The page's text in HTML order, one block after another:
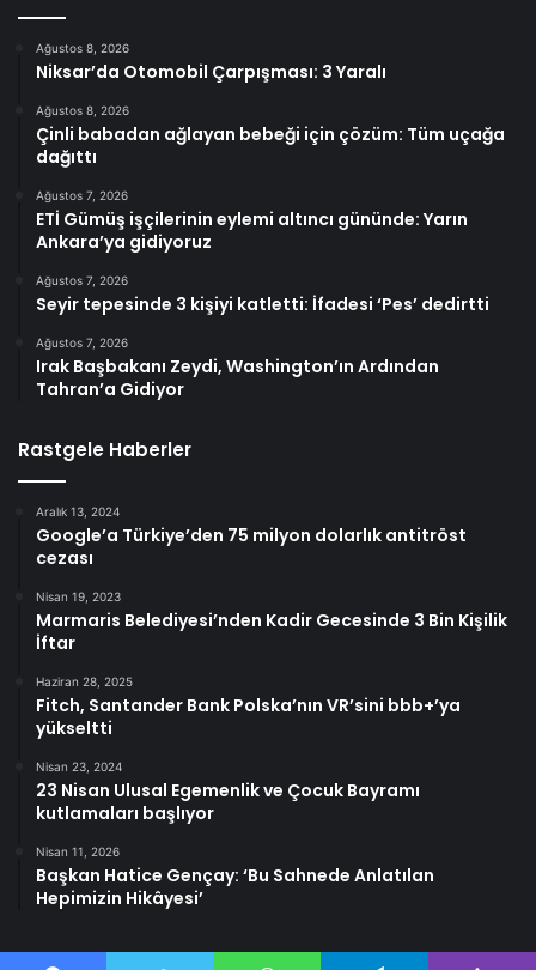
Ağustos 8, 2026
Niksar’da Otomobil Çarpışması: 3 Yaralı
Ağustos 8, 2026
Çinli babadan ağlayan bebeği için çözüm: Tüm uçağa
dağıttı
Ağustos 7, 2026
ETİ Gümüş işçilerinin eylemi altıncı gününde: Yarın
Ankara’ya gidiyoruz
Ağustos 7, 2026
Seyir tepesinde 3 kişiyi katletti: İfadesi ‘Pes’ dedirtti
Ağustos 7, 2026
Irak Başbakanı Zeydi, Washington’ın Ardından
Tahran’a Gidiyor
Rastgele Haberler
Aralık 13, 2024
Google’a Türkiye’den 75 milyon dolarlık antitröst
cezası
Nisan 19, 2023
Marmaris Belediyesi’nden Kadir Gecesinde 3 Bin Kişilik
İftar
Haziran 28, 2025
Fitch, Santander Bank Polska’nın VR’sini bbb+’ya
yükseltti
Nisan 23, 2024
23 Nisan Ulusal Egemenlik ve Çocuk Bayramı
kutlamaları başlıyor
Nisan 11, 2026
Başkan Hatice Gençay: ‘Bu Sahnede Anlatılan
Hepimizin Hikâyesi’